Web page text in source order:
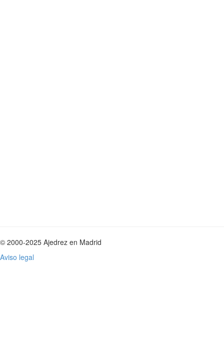
© 2000-2025 Ajedrez en Madrid
Aviso legal